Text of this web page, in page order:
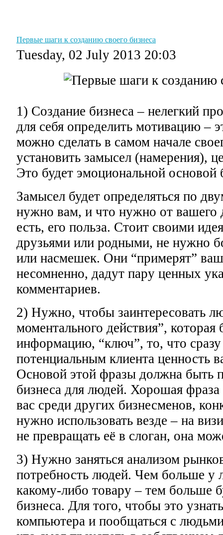
Первые шаги к созданию своего бизнеса
Tuesday, 02 July 2013 20:03
1) Создание бизнеса – нелегкий
для себя определить мотивацию –
можно сделать в самом начале
установить замысел (намерения),
Это будет эмоциональной основой
Замысел будет определяться по
нужно вам, и что нужно от
есть, его польза. Стоит своими
друзьями или родными, не нужно
или насмешек. Они “примерят”
несомненно, дадут пару ценных
комментариев.
2) Нужно, чтобы заинтересовать
моментального действия”,
информацию, “ключ”, то, что сразу
потенциальным клиента ценность
Основой этой фразы должна быть
бизнеса для людей. Хорошая
вас среди других бизнесменов,
нужно использовать везде – на
не превращать её в слоган, она
3) Нужно заняться анализом
потребность людей. Чем больше у
какому-либо товару – тем больше
бизнеса. Для того, чтобы это
компьютера и пообщаться с